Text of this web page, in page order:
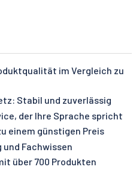
im Vergleich zu
Stabil und zuverlässig
der Ihre Sprache spricht
einem günstigen Preis
und Fachwissen
über 700 Produkten